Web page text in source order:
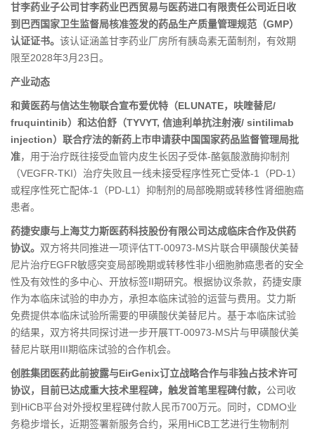
甘李药业子公司甘李药业巴西贸易与医药进口有限责任公司近日收
到巴西国家卫生监督局核准签发的药品生产质量管理规范（GMP）
认证证书。 该认证涵盖甘李药业厂房所有胰岛素无菌制剂，有效期
限至2028年3月23日。
产业动态
和黄医药与信达生物联合宣布爱优特（ELUNATE，呋喹替尼/
fruquintinib）和达伯舒（TYVYT, 信迪利单抗注射液/ sintilimab
injection）联合疗法的新药上市申请获中国国家药品监督管理局批
准，用于治疗既往接受血管内皮生长因子受体-酪氨酸激酶抑制剂
（VEGFR-TKI）治疗失败且一线未接受程序性死亡受体-1（PD-1）
或程序性死亡配体-1（PD-L1）抑制剂的局部晚期或转移性肾细胞癌
患者。
药捷安康与上海艾力斯医药科技股份有限公司达成临床合作及供药
协议。 双方将共同推进一项评估TT-00973-MS片联合甲磺酸伏美替
尼片治疗EGFR敏感突变局部晚期或转移性非小细胞肺癌患者的安全
性及有效性的多中心、开放标签II期研究。根据协议条款，药捷安康
作为本临床试验的申办方，承担本临床试验的运营与费用。艾力斯
免费提供本临床试验所需要的甲磺酸伏美替尼片。基于本临床试验
的结果，双方将共同探讨进一步开展TT-00973-MS片与甲磺酸伏美
替尼片联用III期临床试验的合作机会。
创胜集团医药此前披露与EirGenix订立战略合作与非独占技术许可
协议，目前已达成重大技术里程碑，触发首笔里程碑付款， 公司收
到HiCB平台对外授权里程碑付款人民币700万元。同时，CDMO业
务稳步增长，近期签署新服务合约，采用HiCB工艺进行生物制剂